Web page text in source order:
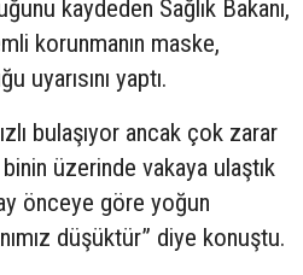
kaydeden Sağlık Bakanı,
korunmanın maske,
uyarısını yaptı.
bulaşıyor ancak çok zarar
üzerinde vakaya ulaştık
önceye göre yoğun
düşüktür” diye konuştu.